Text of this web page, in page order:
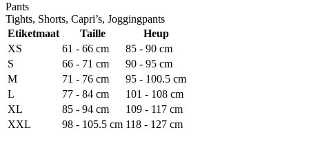
Pants
Tights, Shorts, Capri’s, Joggingpants
Etiketmaat
Taille
Heup
XS
61 - 66 cm
85 - 90 cm
S
66 - 71 cm
90 - 95 cm
M
71 - 76 cm
95 - 100.5 cm
L
77 - 84 cm
101 - 108 cm
XL
85 - 94 cm
109 - 117 cm
XXL
98 - 105.5 cm 118 - 127 cm